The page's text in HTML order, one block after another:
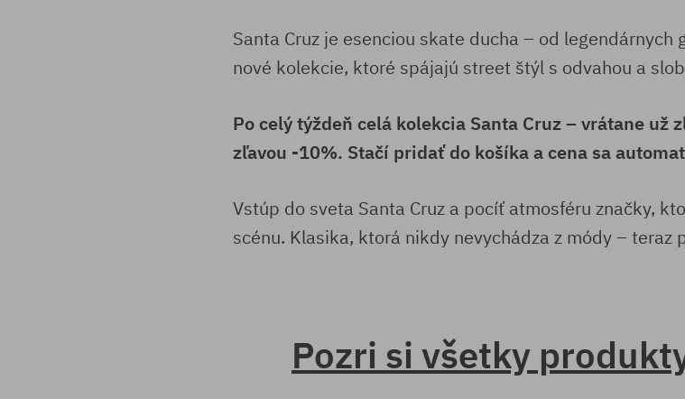
Santa Cruz je esenciou skate ducha – od legendárnych
nové kolekcie, ktoré spájajú street štýl s odvahou a
Po celý týždeň celá kolekcia Santa Cruz – vrátane už
zľavou -10%. Stačí pridať do košíka a cena sa
Vstúp do sveta Santa Cruz a pocíť atmosféru značky,
scénu. Klasika, ktorá nikdy nevychádza z módy – teraz
Pozri si všetky